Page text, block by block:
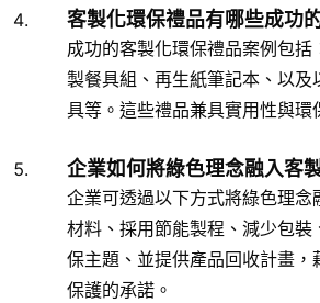
客製化環保禮品有哪些成功
成功的客製化環保禮品案例包括
製餐具組、再生紙筆記本、以及
具等。這些禮品兼具實用性與環
企業如何將綠色理念融入客
企業可透過以下方式將綠色理念
材料、採用節能製程、減少包裝
保主題、並提供產品回收計畫，
保護的承諾。